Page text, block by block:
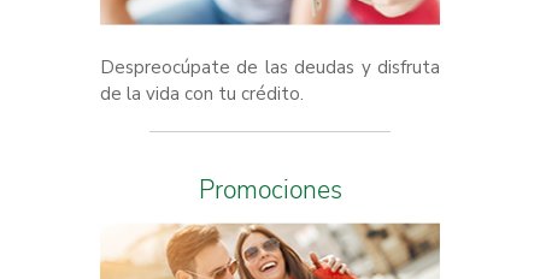
Despreocúpate de las deudas y disfruta
de la vida con tu crédito.
Promociones